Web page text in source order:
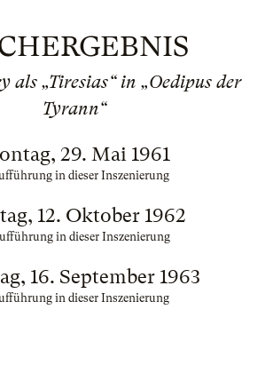
als „Tiresias“ in „Oedipus der
Tyrann“
29. Mai 1961
in dieser Inszenierung
12. Oktober 1962
in dieser Inszenierung
16. September 1963
in dieser Inszenierung